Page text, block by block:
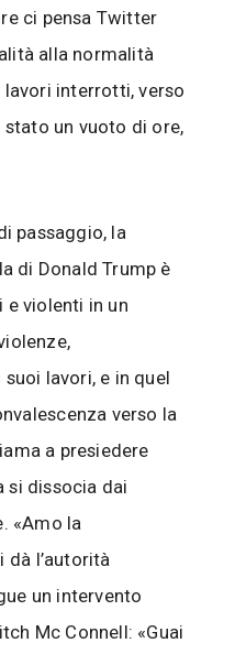
ci pensa Twitter
alla normalità
interrotti, verso
stato un vuoto di ore,
passaggio, la
di Donald Trump è
e violenti in un
lavori, e in quel
verso la
a presiedere
si dissocia dai
«Amo la
l’autorità
un intervento
Mc Connell: «Guai